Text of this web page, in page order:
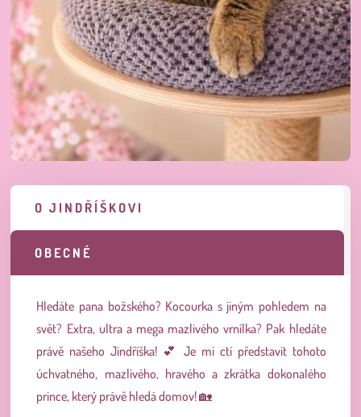
O JINDŘÍŠKOVI
OBECNÉ
Hledáte pana božského? Kocourka s jiným pohledem na
svět? Extra, ultra a mega mazlivého vrnílka? Pak hledáte
právě našeho Jindříška! 💕 Je mi ctí představit tohoto
úchvatného, mazlivého, hravého a zkrátka dokonalého
prince, který právě hledá domov!🏡